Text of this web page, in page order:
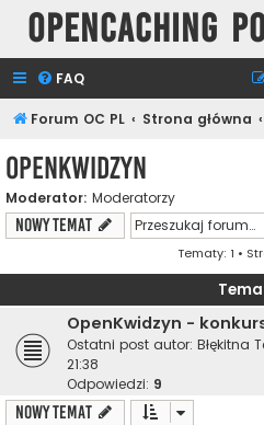
Opencaching
FAQ
Forum OC PL Strona główna
OpenKwidzyn
Moderator: Moderatorzy
NOWY TEMAT
Tematy: 1 •
OpenKwidzyn -
Ostatni post autor: Błękitna
21:38
Odpowiedzi: 9
NOWY TEMAT